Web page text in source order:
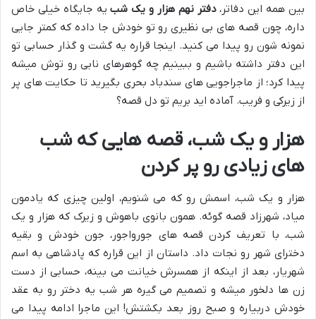
بین همه این دفاتر،دفتر نهم هزار و یک شبیه جایگاه خیلی خاص
داره، چون قصه های بی نظیری رو تو خودش جا داده که کمتر جایی
نمونه شون رو پیدا می کنید. اینجا قراره یه گشت و گذار حسابی تو
این دفتر داشته باشیم و ببینیم چه گوهرهای نابی رو توش میشه
پیدا کرد؛ از ماجراجویی های سندباد بحری بگیرید تا حکایت های پر
از زیرکی و فریب. آماده اید بریم تو دل قصه؟
هزار و یک شب، قصه هایی که شب
های زیادی رو پر کردن
هزار و یک شب، اسمش رو که می شنویم، اولین چیزی که یادمون
میاد، شهرزاد قصه گوئه. همون بانوی باهوش و زیرک که هزار و یک
شب، با تعریف کردن قصه های جورواجور، جون خودش و بقیه
دخترای شهر رو نجات داد. داستان از این قراره که پادشاهی به اسم
شهریار، بعد از اینکه از همسرش خیانت می بینه، حسابی از دست
زن ها دلخور میشه و تصمیم می گیره هر شب یه دختر رو به عقد
خودش دربیاره و صبح روز بعد بکشتش! این ماجرا ادامه پیدا می